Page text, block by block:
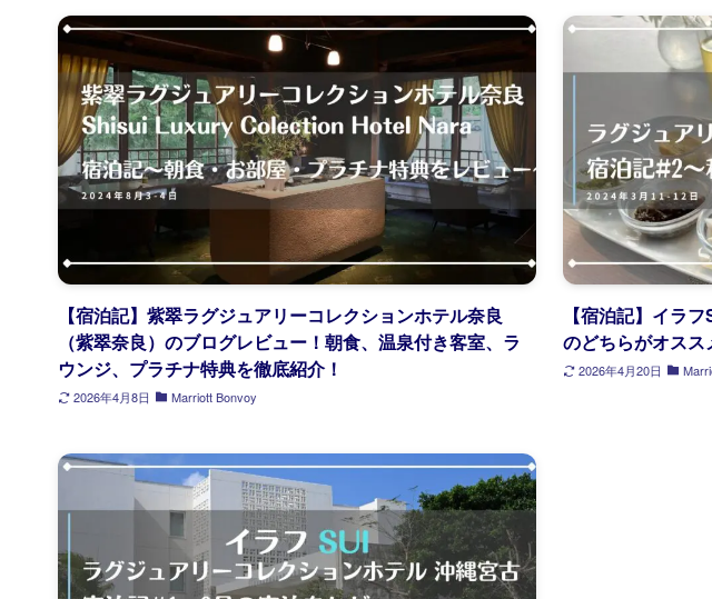
【宿泊記】紫翠ラグジュアリーコレクションホテル奈良
（紫翠奈良）のブログレビュー！朝食、温泉付き客室、ラ
ウンジ、プラチナ特典を徹底紹介！
2026年4月8日 Marriott Bonvoy
【宿泊記】イラ
のどちらがオスス
2026年4月20日